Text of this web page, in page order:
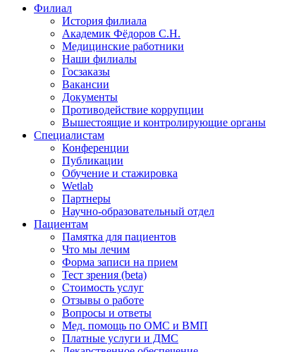
Филиал
История филиала
Академик Фёдоров С.Н.
Медицинские работники
Наши филиалы
Госзаказы
Вакансии
Документы
Противодействие коррупции
Вышестоящие и контролирующие органы
Специалистам
Конференции
Публикации
Обучение и стажировка
Wetlab
Партнеры
Научно-образовательный отдел
Пациентам
Памятка для пациентов
Что мы лечим
Форма записи на прием
Тест зрения (beta)
Стоимость услуг
Отзывы о работе
Вопросы и ответы
Мед. помощь по ОМС и ВМП
Платные услуги и ДМС